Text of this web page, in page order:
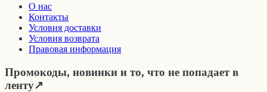
О нас
Контакты
Условия доставки
Условия возврата
Правовая информация
Промокоды, новинки и то, что не попадает в
ленту↗